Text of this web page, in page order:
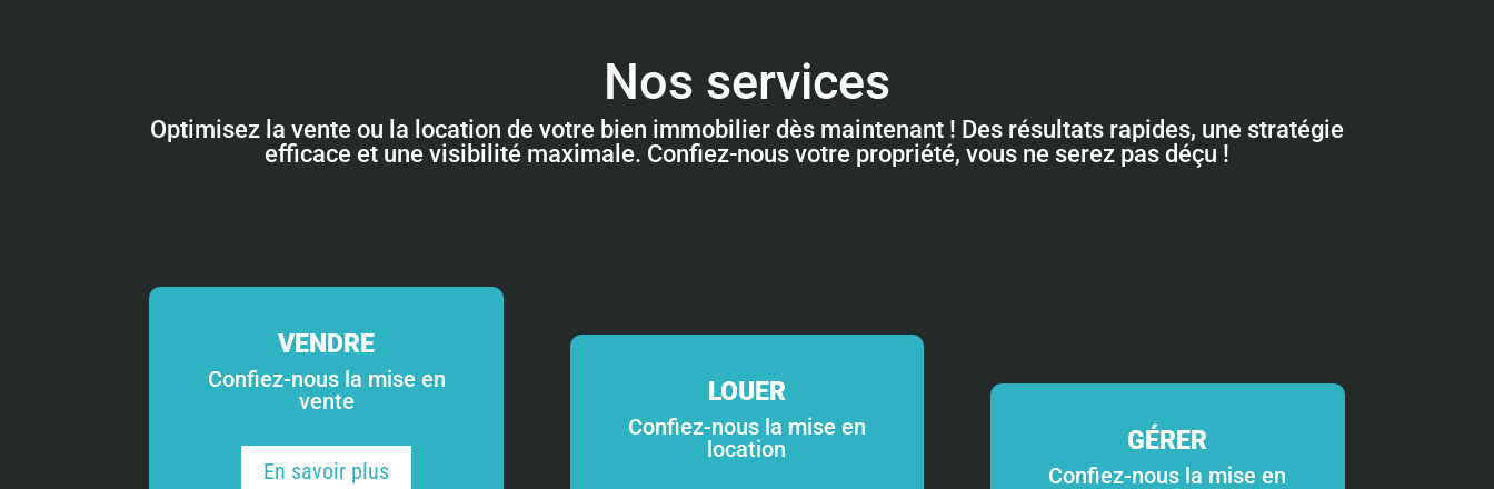
Nos services
Optimisez la vente ou la location de votre bien immobilier dès maintenant ! Des résultats rapides, une stratégie
efficace et une visibilité maximale. Confiez-nous votre propriété, vous ne serez pas déçu !
VENDRE
Confiez-nous la mise en
vente
En savoir plus
LOUER
Confiez-nous la mise en
location
GÉRER
Confiez-nous la mise en